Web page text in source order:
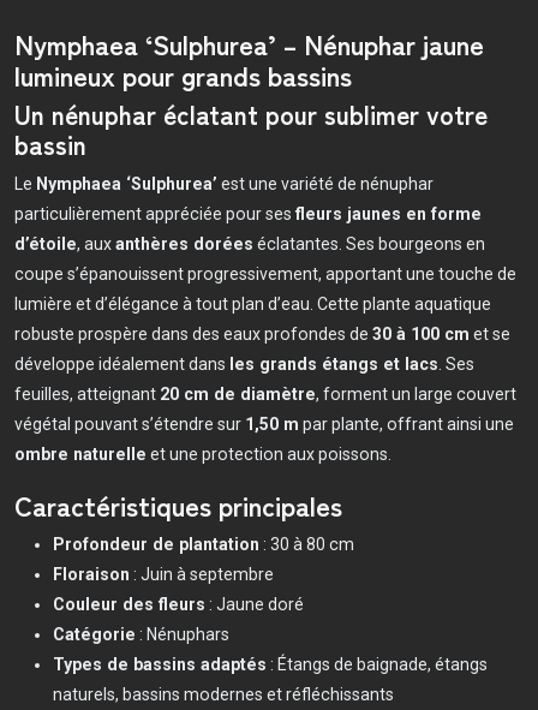
Nymphaea ‘Sulphurea’ – Nénuphar jaune
lumineux pour grands bassins
Un nénuphar éclatant pour sublimer votre
bassin
Le Nymphaea ‘Sulphurea’ est une variété de nénuphar
particulièrement appréciée pour ses fleurs jaunes en forme
d’étoile, auxanthères dorées éclatantes. Ses bourgeons en
coupe s’épanouissent progressivement, apportant une touche de
lumière et d’élégance à tout plan d’eau. Cette plante aquatique
robuste prospère dans des eaux profondes de 30 à 100 cm et se
développe idéalement dans les grands étangs et lacs. Ses
feuilles, atteignant 20 cm de diamètre, forment un large couvert
végétal pouvant s’étendre sur 1,50 m par plante, offrant ainsi une
ombre naturelle et une protection aux poissons.
Caractéristiques principales
Profondeur de plantation : 30 à 80 cm
Floraison : Juin à septembre
Couleur des fleurs : Jaune doré
Catégorie : Nénuphars
Types de bassins adaptés : Étangs de baignade, étangs
naturels, bassins modernes et réfléchissants